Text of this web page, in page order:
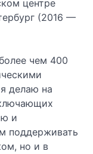
центре
(2016 —
чем 400
делаю на
и
поддерживать
но и в